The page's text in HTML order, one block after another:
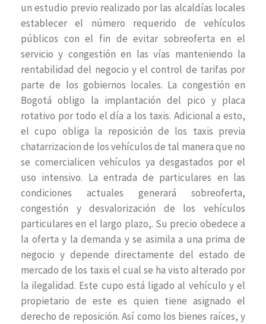
un estudio previo realizado por las alcaldías locales
establecer el número requerido de vehículos
públicos con el fin de evitar sobreoferta en el
servicio y congestión en las vías manteniendo la
rentabilidad del negocio y el control de tarifas por
parte de los gobiernos locales. La congestión en
Bogotá obligo la implantación del pico y placa
rotativo por todo el día a los taxis. Adicional a esto,
el cupo obliga la reposición de los taxis previa
chatarrizacion de los vehículos de tal manera que no
se comercialicen vehículos ya desgastados por el
uso intensivo. La entrada de particulares en las
condiciones actuales generará sobreoferta,
congestión y desvalorización de los vehículos
particulares en el largo plazo,. Su precio obedece a
la oferta y la demanda y se asimila a una prima de
negocio y depende directamente del estado de
mercado de los taxis el cual se ha visto alterado por
la ilegalidad. Este cupo está ligado al vehículo y el
propietario de este es quien tiene asignado el
derecho de reposición. Así como los bienes raíces, y